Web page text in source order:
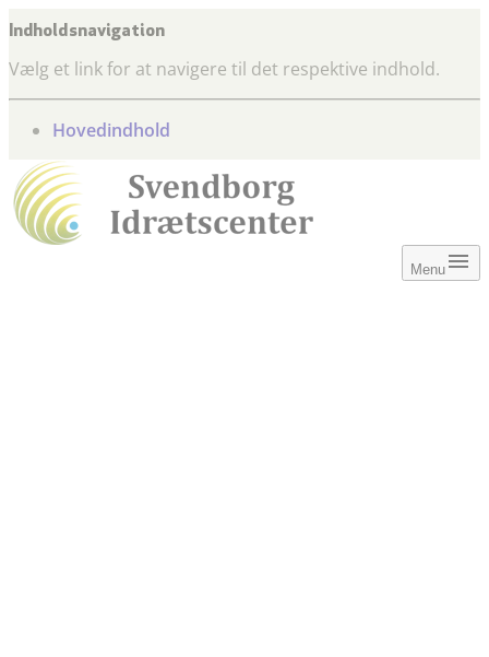
Indholdsnavigation
Vælg et link for at navigere til det respektive indhold.
gå til
Hovedindhold
Menu